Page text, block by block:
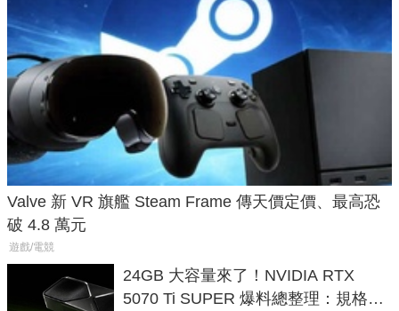
Valve 新 VR 旗艦 Steam Frame 傳天價定價、最高恐
破 4.8 萬元
遊戲/電競
24GB 大容量來了！NVIDIA RTX
5070 Ti SUPER 爆料總整理：規格、